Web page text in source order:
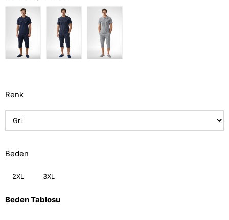
Renk
Beden
2XL 3XL
Beden Tablosu